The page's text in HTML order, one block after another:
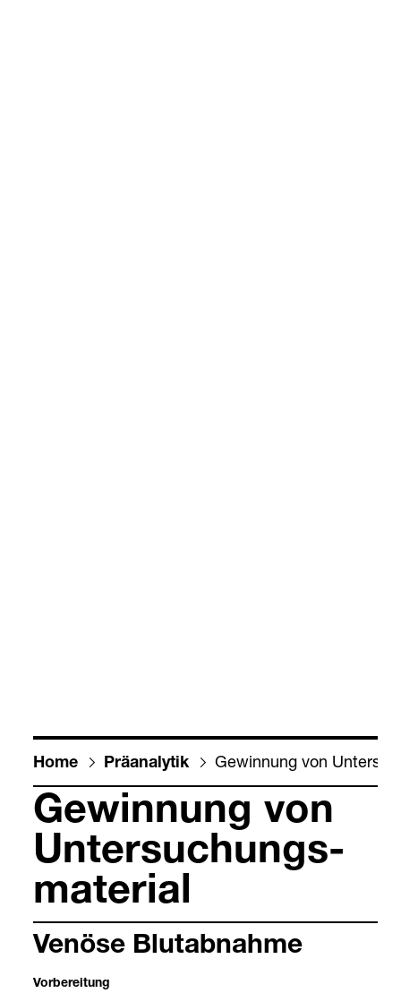
Home Prä­ana­ly­tik Gewin­nung von
Gewin­nung von
Unter­su­chungs­
ma­te­rial
Venöse Blut­ab­nahme
Vor­be­rei­tung